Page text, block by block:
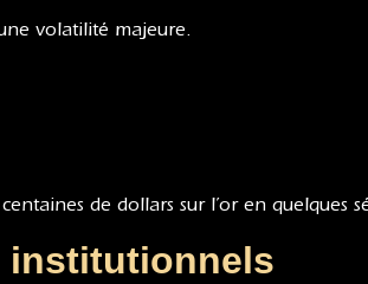
volatilité majeure.
de dollars sur l’or en quelques
institutionnels